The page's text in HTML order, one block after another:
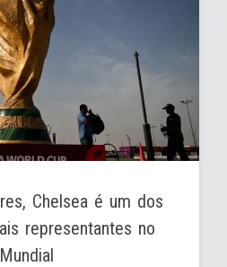
Chelsea é um dos
representantes no
Mundial